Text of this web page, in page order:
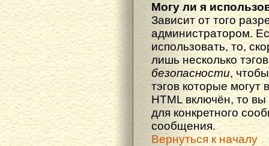
Могу ли я
Зависит от того
администратором.
использовать, то,
лишь несколько
безопасности,
тэгов которые
HTML включён, то
для конкретного
сообщения.
Вернуться к началу